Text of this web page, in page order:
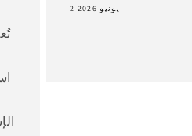
2 يونيو 2026